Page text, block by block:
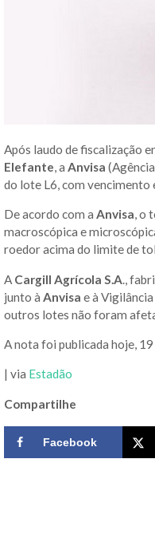
Após laudo de fiscalização
Elefante, a Anvisa
do lote L6, com vencimento
De acordo com a Anvisa, o
macroscópica e
roedor acima do limite de
A Cargill Agrícola S.A .,
junto à Anvisa e à
outros lotes não foram
A nota foi publicada hoje,
| via Estadão
Compartilhe
Facebook